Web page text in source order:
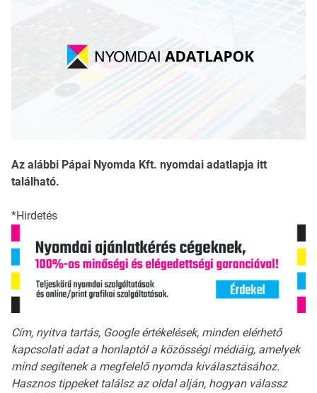
Az alábbi Pápai Nyomda Kft. nyomdai adatlapja itt
található.
*Hirdetés
Cím, nyitva tartás, Google értékelések, minden elérhető
kapcsolati adat a honlaptól a közösségi médiáig, amelyek
mind segítenek a megfelelő nyomda kiválasztásához.
Hasznos tippeket találsz az oldal alján, hogyan válassz